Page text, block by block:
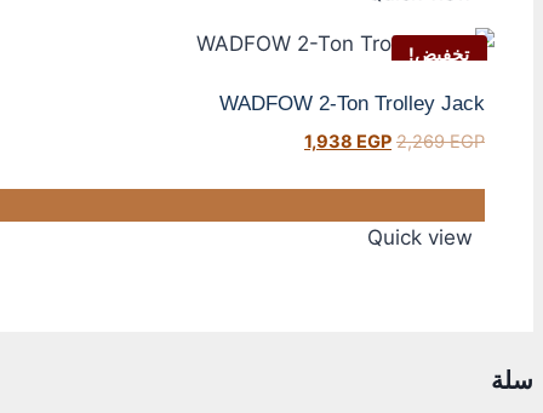
تخفيض!
WADFOW 2-Ton Trolley Jack
2,269EGP
1,938 EGP
Quick view
سلة